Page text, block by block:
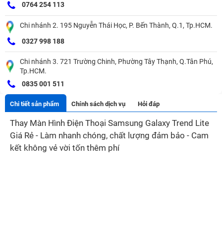
0764 254 113
Chi nhánh 2. 195 Nguyễn Thái Học, P. Bến Thành, Q.1, Tp.HCM.
0327 998 188
Chi nhánh 3. 721 Trường Chinh, Phường Tây Thạnh, Q.Tân Phú,
Tp.HCM.
0835 001 511
Chi tiết sản phẩm Chính sách dịch vụ Hỏi đáp
Thay Màn Hình Điện Thoại Samsung Galaxy Trend Lite
Giá Rẻ - Làm nhanh chóng, chất lượng đảm bảo - Cam
kết không vẻ vời tốn thêm phí